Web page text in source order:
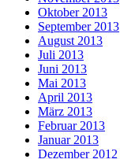
Oktober 2013
September 2013
August 2013
Juli 2013
Juni 2013
Mai 2013
April 2013
März 2013
Februar 2013
Januar 2013
Dezember 2012